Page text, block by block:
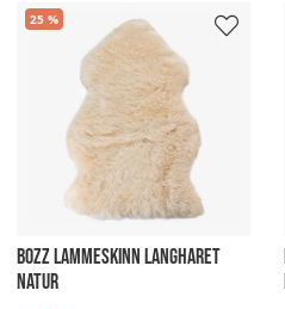
25
BOZZ LAMMESKINN LANGHARET
NATUR